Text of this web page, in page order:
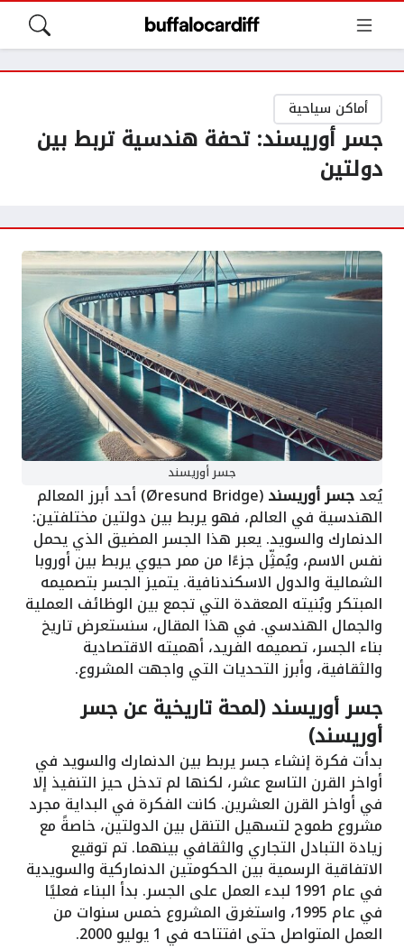
أماكن سياحية
جسر أوريسند: تحفة هندسية تربط بين
دولتين
جسر أوريسند
يُعدجسر أوريسند (Øresund Bridge) أحد أبرز المعالم
الهندسية في العالم، فهو يربط بين دولتين مختلفتين:
الدنمارك والسويد. يعبر هذا الجسر المضيق الذي يحمل
نفس الاسم، ويُمثِّل جزءًا من ممر حيوي يربط بين أوروبا
الشمالية والدول الاسكندنافية. يتميز الجسر بتصميمه
المبتكر وبُنيته المعقدة التي تجمع بين الوظائف العملية
والجمال الهندسي. في هذا المقال، سنستعرض تاريخ
بناء الجسر، تصميمه الفريد، أهميته الاقتصادية
والثقافية، وأبرز التحديات التي واجهت المشروع.
جسر أوريسند (لمحة تاريخية عن جسر
أوريسند)
بدأت فكرة إنشاء جسر يربط بين الدنمارك والسويد في
أواخر القرن التاسع عشر، لكنها لم تدخل حيز التنفيذ إلا
في أواخر القرن العشرين. كانت الفكرة في البداية مجرد
مشروع طموح لتسهيل التنقل بين الدولتين، خاصةً مع
زيادة التبادل التجاري والثقافي بينهما. تم توقيع
الاتفاقية الرسمية بين الحكومتين الدنماركية والسويدية
في عام 1991 لبدء العمل على الجسر. بدأ البناء فعليًا
في عام 1995، واستغرق المشروع خمس سنوات من
العمل المتواصل حتى افتتاحه في 1 يوليو 2000.